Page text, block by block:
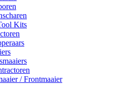
Kits
/ Frontmaaier